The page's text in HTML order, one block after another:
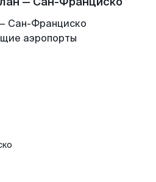
Сан-Франциско
аэропорты